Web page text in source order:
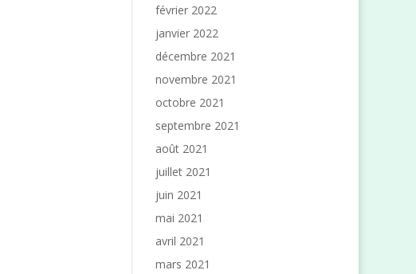
février 2022
janvier 2022
décembre 2021
novembre 2021
octobre 2021
septembre 2021
août 2021
juillet 2021
juin 2021
mai 2021
avril 2021
mars 2021